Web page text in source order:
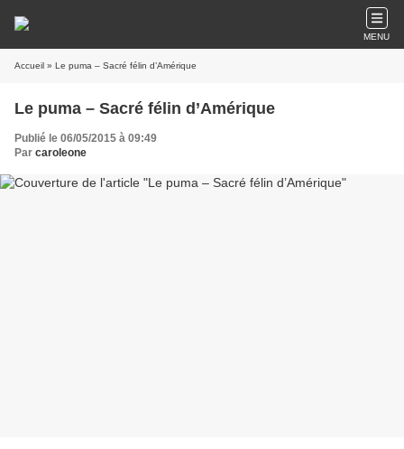
MENU
Accueil » Le puma – Sacré félin d’Amérique
Le puma – Sacré félin d’Amérique
Publié le 06/05/2015 à 09:49
Par caroleone